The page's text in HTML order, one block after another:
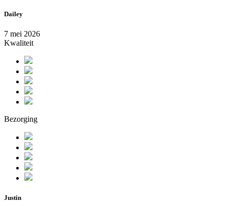
Dailey
7 mei 2026
Kwaliteit
Bezorging
Justin